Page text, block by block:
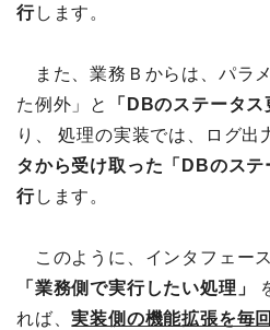
行します。
また、業務Ｂからは、パラ
た例外」と
「DBのステータ
り、 処理の実装では、ログ出
タから受け取った「DBのス
行します。
このように、インタフェー
「業務側で実行したい処理」
れば、実装側の機能拡張を毎